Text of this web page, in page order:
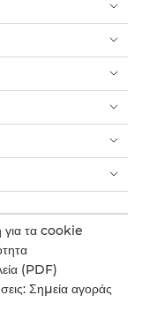
για τα cookie
(PDF)
Σημεία αγοράς